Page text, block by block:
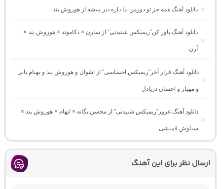
دانلود آهنگ همه جز تو دورمن بیا داره دیر میشه از هوروش بند
دانلود آهنگ باور کن”ریمیکس شنیدنی” از سارن × دکاموند × هوروش بند ×
آرن
دانلود آهنگ قرار آخر”ریمیکس احساسی” از اشوان و هوروش بند و بهنام بانی
و مهیار و احسان دریادل
دانلود آهنگ غرور”ریمیکس شنیدنی” از محسن یگانه × ایهام × هوروش بند ×
سیاوش قمیشی
ارسال نظر برای این آهنگ